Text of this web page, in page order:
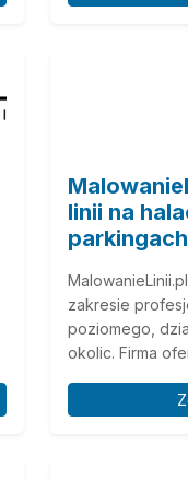
linii na
parkingach
zakresie
poziomego,
okolic. Firma